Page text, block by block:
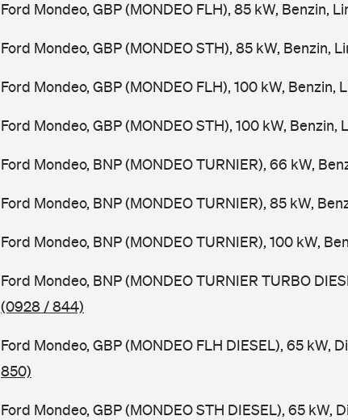
Ford Mondeo, GBP (MONDEO FLH), 85 kW, Benzin,
Ford Mondeo, GBP (MONDEO STH), 85 kW, Benzin,
Ford Mondeo, GBP (MONDEO FLH), 100 kW, Benzin,
Ford Mondeo, GBP (MONDEO STH), 100 kW, Benzin,
Ford Mondeo, BNP (MONDEO TURNIER), 66 kW,
Ford Mondeo, BNP (MONDEO TURNIER), 85 kW,
Ford Mondeo, BNP (MONDEO TURNIER), 100 kW,
Ford Mondeo, BNP (MONDEO TURNIER TURBO
(0928 / 844)
Ford Mondeo, GBP (MONDEO FLH DIESEL), 65 kW,
850)
Ford Mondeo, GBP (MONDEO STH DIESEL), 65 kW,